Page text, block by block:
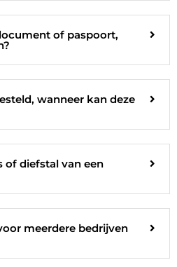
of paspoort,
wanneer kan deze
of diefstal van een
meerdere bedrijven